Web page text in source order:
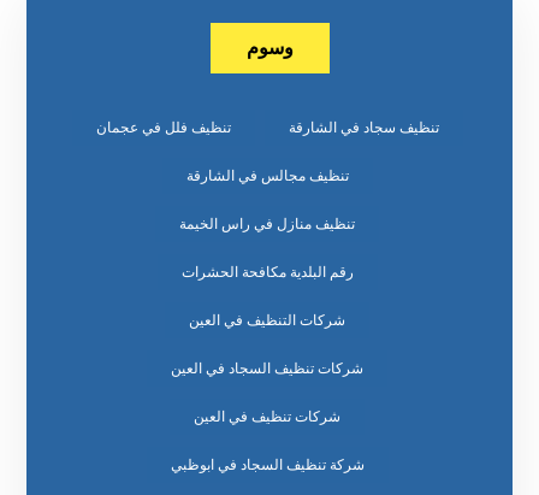
وسوم
تنظيف سجاد في الشارقة تنظيف فلل في عجمان
تنظيف مجالس في الشارقة
تنظيف منازل في راس الخيمة
رقم البلدية مكافحة الحشرات
شركات التنظيف في العين
شركات تنظيف السجاد في العين
شركات تنظيف في العين
شركة تنظيف السجاد في ابوظبي